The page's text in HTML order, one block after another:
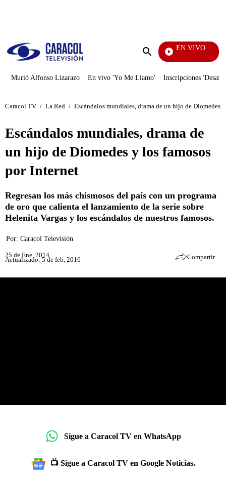
Enviar
EN VIVO
Televentas
Murió Alfonso Lizarazo En vivo 'Yo Me Llamo' Inscripciones
Caracol TV / La Red / Escándalos mundiales, drama de un hijo de Diomedes
Escándalos mundiales, drama de
un hijo de Diomedes y los famosos
por Internet
Regresan los más chismosos del país con un programa
de oro que calienta el lanzamiento de la serie sobre
Helenita Vargas y los escándalos de nuestros famosos.
Por: Caracol Televisión
25 de Ene, 2014
Actualizado: 5 de feb, 2016 Compartir
Sigue a Caracol TV en WhatsApp
📺 Sigue a Caracol TV en Google Noticias.